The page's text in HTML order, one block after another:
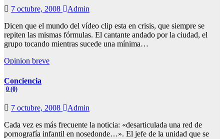
7 octubre, 2008
Admin
Dicen que el mundo del vídeo clip esta en crisis, que siempre se
repiten las mismas fórmulas. El cantante andado por la ciudad, el
grupo tocando mientras sucede una mínima…
Opinion breve
Conciencia
0 (0)
7 octubre, 2008
Admin
Cada vez es más frecuente la noticia: «desarticulada una red de
pornografía infantil en nosedonde…». El jefe de la unidad que se